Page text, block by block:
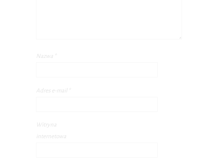
Nazwa
Adres e-mail
Witryna
internetowa